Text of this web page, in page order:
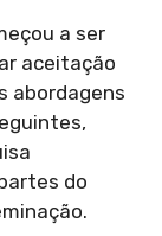
a ser
aceitação
abordagens
do